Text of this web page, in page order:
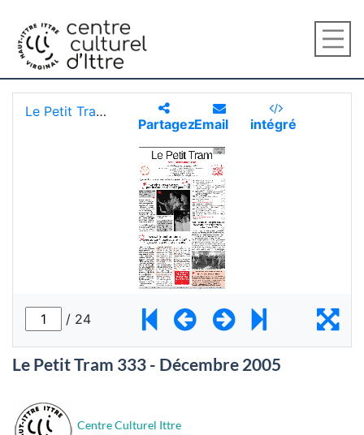
Le Petit Tram 333 - Décembre 2005
Centre Culturel Ittre